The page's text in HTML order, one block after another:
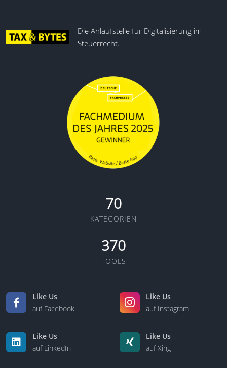
Die Anlaufstelle für Digitalisierung im
Steuerrecht.
70
KATEGORIEN
370
TOOLS
Like Us
auf Facebook
Like Us
auf Instagram
Like Us
auf LinkedIn
Like Us
auf Xing